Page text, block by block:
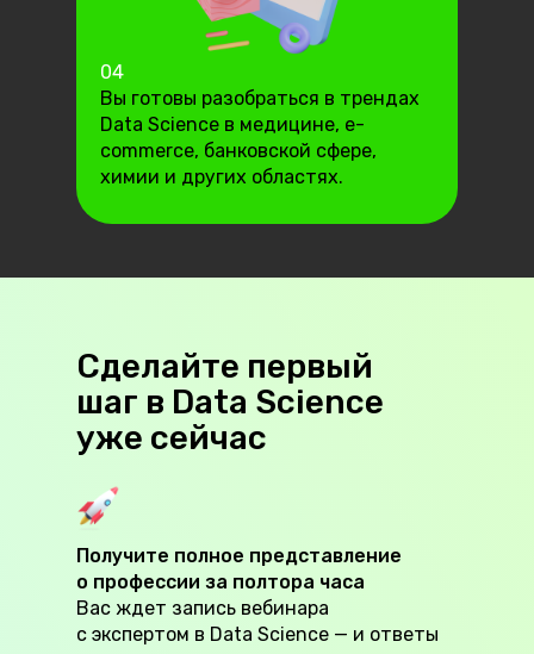
04
Вы готовы разобраться в трендах
Data Science в медицине, e-
commerce, банковской сфере,
химии и других областях.
Сделайте первый
шаг в Data Science
уже сейчас
Получите полное представление
о профессии за полтора часа
Вас ждет запись вебинара
с экспертом в Data Science — и ответы